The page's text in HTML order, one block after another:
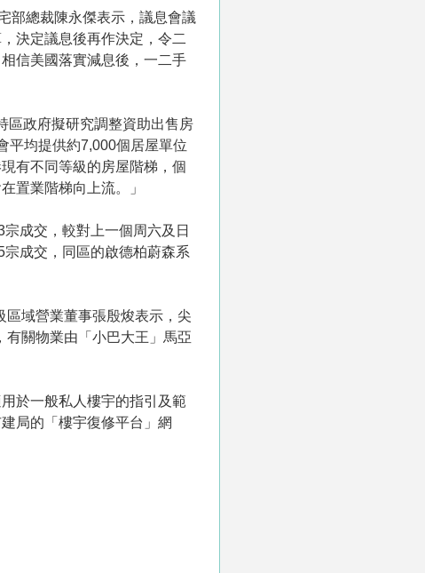
部總裁陳永傑表示，議息會議
決定議息後再作決定，令二
信美國落實減息後，一二手
區政府擬研究調整資助出售房
平均提供約7,000個居屋單位
有不同等級的房屋階梯，個
置業階梯向上流。」
成交，較對上一個周六及日
成交，同區的啟德柏蔚森系
區域營業董事張殷焌表示，尖
關物業由「小巴大王」馬亞
於一般私人樓宇的指引及範
局的「樓宇復修平台」網